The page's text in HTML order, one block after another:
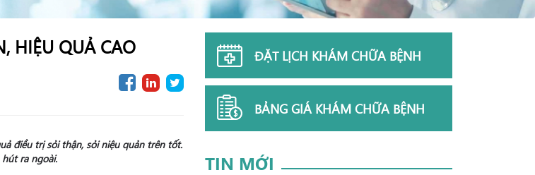
HIỆU QUẢ CAO
điều trị sỏi thận, sỏi niệu quản trên tốt.
ra ngoài.
ĐẶT LỊCH KHÁM CHỮA BỆNH
BẢNG GIÁ KHÁM CHỮA BỆNH
TIN MỚI